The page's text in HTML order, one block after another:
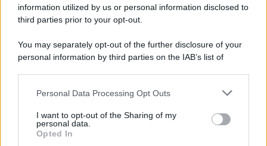
information utilized by us or personal information disclosed to
third parties prior to your opt-out.
You may separately opt-out of the further disclosure of your
personal information by third parties on the IAB’s list of
This information may also be disclosed by us to third parties
disclose it to other third parties.
Personal Data Processing Opt Outs
I want to opt-out of the Sharing of my
personal data.
Opted In
PREFERENZE PRIVACY